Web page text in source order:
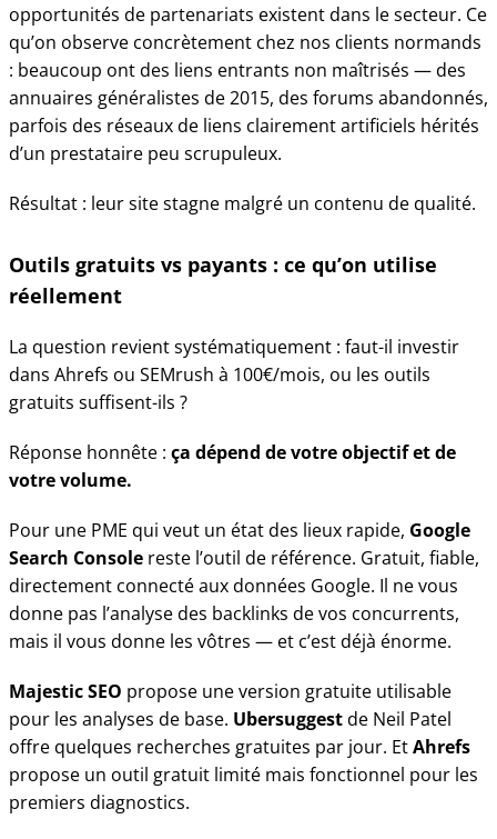
opportunités de partenariats existent dans le secteur. Ce
qu’on observe concrètement chez nos clients normands
: beaucoup ont des liens entrants non maîtrisés — des
annuaires généralistes de 2015, des forums abandonnés,
parfois des réseaux de liens clairement artificiels hérités
d’un prestataire peu scrupuleux.
Résultat : leur site stagne malgré un contenu de qualité.
Outils gratuits vs payants : ce qu’on utilise
réellement
La question revient systématiquement : faut-il investir
dans Ahrefs ou SEMrush à 100€/mois, ou les outils
gratuits suffisent-ils ?
Réponse honnête : ça dépend de votre objectif et de
votre volume.
Pour une PME qui veut un état des lieux rapide, Google
Search Console reste l’outil de référence. Gratuit, fiable,
directement connecté aux données Google. Il ne vous
donne pas l’analyse des backlinks de vos concurrents,
mais il vous donne les vôtres — et c’est déjà énorme.
Majestic SEO propose une version gratuite utilisable
pour les analyses de base. Ubersuggestde Neil Patel
offre quelques recherches gratuites par jour. EtAhrefs
propose un outil gratuit limité mais fonctionnel pour les
premiers diagnostics.